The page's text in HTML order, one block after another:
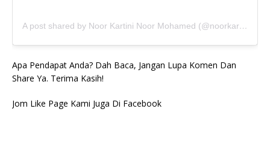
A post shared by Noor Kartini Noor Mohamed (@noorkartini)
Apa Pendapat Anda? Dah Baca, Jangan Lupa Komen Dan
Share Ya. Terima Kasih!
Jom Like Page Kami Juga Di Facebook